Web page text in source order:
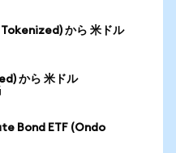
から 米ドル
から 米ドル
Bond ETF (Ondo